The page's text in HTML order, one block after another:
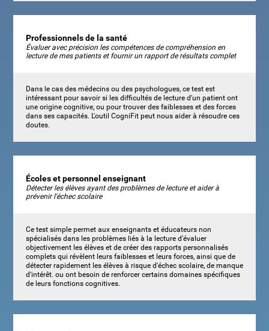
Professionnels de la santé
Évaluer avec précision les compétences de compréhension en
lecture de mes patients et fournir un rapport de résultats complet
Dans le cas des médecins ou des psychologues, ce test est
intéressant pour savoir si les difficultés de lecture d'un patient ont
une origine cognitive, ou pour trouver des faiblesses et des forces
dans ses capacités. L'outil CogniFit peut nous aider à résoudre ces
doutes.
Écoles et personnel enseignant
Détecter les élèves ayant des problèmes de lecture et aider à
prévenir l'échec scolaire
Ce test simple permet aux enseignants et éducateurs non
spécialisés dans les problèmes liés à la lecture d'évaluer
objectivement les élèves et de créer des rapports personnalisés
complets qui révèlent leurs faiblesses et leurs forces, ainsi que de
détecter rapidement les élèves à risque d'échec scolaire, de manque
d'intérêt. ou ont besoin de renforcer certains domaines spécifiques
de leurs fonctions cognitives.